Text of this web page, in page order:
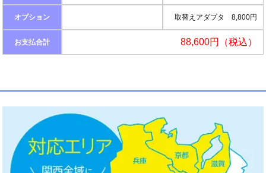
オプション 取替えアダプタ 8,800円
お支払合計 88,600円（税込）